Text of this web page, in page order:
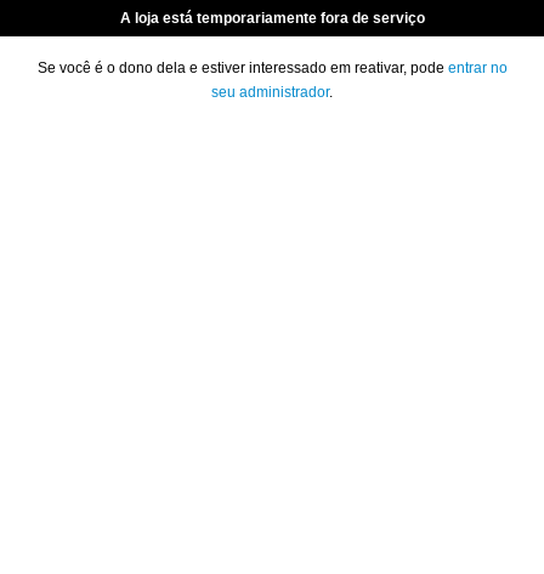
A loja está temporariamente fora de serviço
Se você é o dono dela e estiver interessado em reativar, pode entrar no
seu administrador.